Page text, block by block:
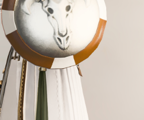
マスク
フルフェイス
頭装備ギミックあり
ネイル